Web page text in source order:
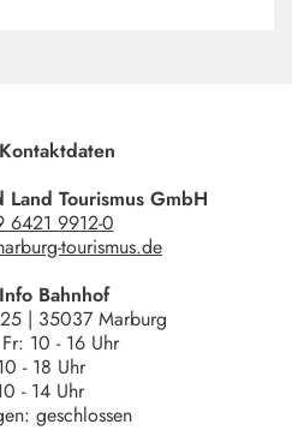
Tourismus GmbH
6421 9912-0
tourismus.de
Bahnhof
| 35037 Marburg
10 - 16 Uhr
- 18 Uhr
- 14 Uhr
geschlossen